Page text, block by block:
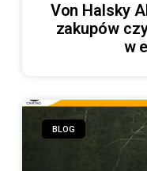
Von Halsky
zakupów
w
BLOG